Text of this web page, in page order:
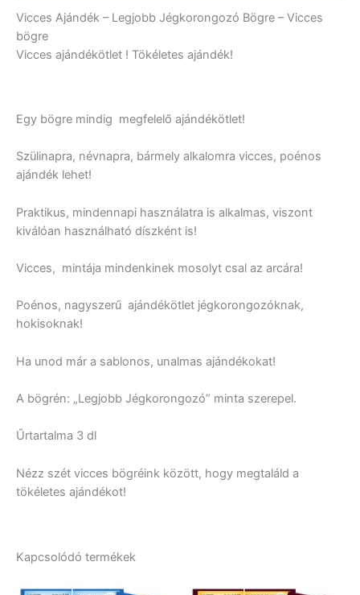
Vicces Ajándék – Legjobb Jégkorongozó Bögre – Vicces
bögre
Vicces ajándékötlet ! Tökéletes ajándék!
Egy bögre mindig megfelelő ajándékötlet!
Szülinapra, névnapra, bármely alkalomra vicces, poénos
ajándék lehet!
Praktikus, mindennapi használatra is alkalmas, viszont
kiválóan használható díszként is!
Vicces, mintája mindenkinek mosolyt csal az arcára!
Poénos, nagyszerű ajándékötlet jégkorongozóknak,
hokisoknak!
Ha unod már a sablonos, unalmas ajándékokat!
A bögrén: „Legjobb Jégkorongozó” minta szerepel.
Űrtartalma 3 dl
Nézz szét vicces bögréink között, hogy megtaláld a
tökéletes ajándékot!
Kapcsolódó termékek